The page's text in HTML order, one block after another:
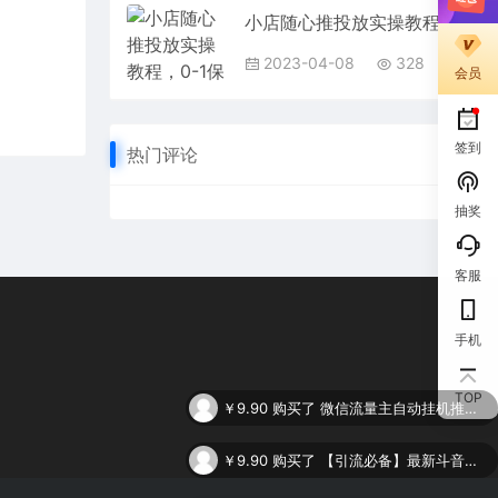
小店随心推投放实操教程，0-1保姆级投流操作方法，精准起店，生意即刻起飞
2023-04-08 328
热门评论
会员
签到
抽奖
客服
手机
TOP
微信流量主自动挂机推广，轻松日入900+，简单易上手，做就有收益。